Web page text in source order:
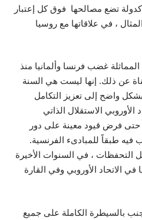
كدولة تضع مصالحها فوق كل إعتبار
، في علاقاتها مع روسيا
غضب فرنسا وألمانيا منذ
عن ذلك. إنها ليست هي السنة
واضح إلى تعزيز التكامل
الأوروبي الاستقلال الذاتي
حتى فرض قيود معينة على دور
فيه طبقاً للمبادىء الفرنسية.
التحفظات ، في السنوات الأخيرة
في الاتحاد الأوروبي وفي القارة
بالسيطرة الكاملة على جميع